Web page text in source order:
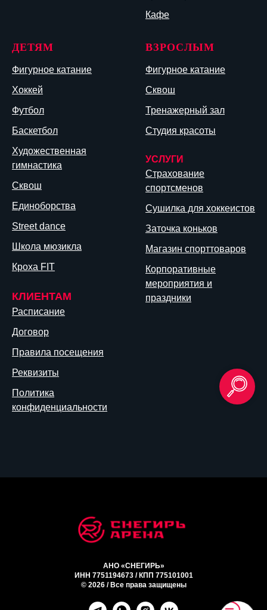
Кафе
ДЕТЯМ
Фигурное катание
Хоккей
Футбол
Баскетбол
Художественная
гимнастика
Сквош
Единоборства
Street dance
Школа мюзикла
Кроха FIT
КЛИЕНТАМ
Расписание
Договор
Правила посещения
Реквизиты
Политика
конфиденциальности
ВЗРОСЛЫМ
Фигурное катание
Сквош
Тренажерный зал
Студия красоты
УСЛУГИ
Страхование
спортсменов
Сушилка для хоккеистов
Заточка коньков
Магазин спорттоваров
Корпоративные
мероприятия и
праздники
АНО «СНЕГИРЬ»
ИНН 7751194673 / КПП 775101001
© 2026 / Все права защищены